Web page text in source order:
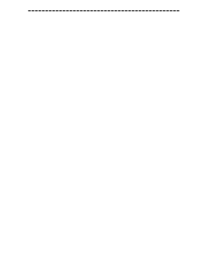
--------------------------------------------